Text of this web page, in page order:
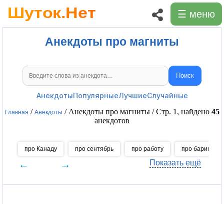
☰ меню
Анекдоты про магниты
Поиск анекдотов Поиск
АнекдотыПопулярныеЛучшиеСлучайные
Главная / Анекдоты / Анекдоты про магниты / Стр. 1, найдено 45
анекдотов
про Канаду про сентябрь про работу про барина
← → Показать ещё